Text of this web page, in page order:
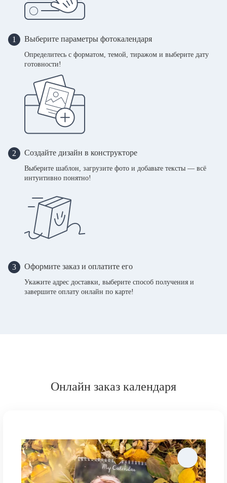
1 Выберите параметры фотокалендаря
Определитесь с форматом, темой, тиражом и выберите дату
готовности!
2 Создайте дизайн в конструкторе
Выберите шаблон, загрузите фото и добавьте тексты — всё
интуитивно понятно!
3 Оформите заказ и оплатите его
Укажите адрес доставки, выберите способ получения и
завершите оплату онлайн по карте!
Онлайн заказ календаря